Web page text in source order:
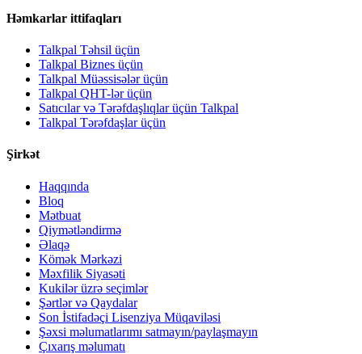
Həmkarlar ittifaqları
Talkpal Təhsil üçün
Talkpal Biznes üçün
Talkpal Müəssisələr üçün
Talkpal QHT-lər üçün
Satıcılar və Tərəfdaşlıqlar üçün Talkpal
Talkpal Tərəfdaşlar üçün
Şirkət
Haqqında
Bloq
Mətbuat
Qiymətləndirmə
Əlaqə
Kömək Mərkəzi
Məxfilik Siyasəti
Kukilər üzrə seçimlər
Şərtlər və Qaydalar
Son İstifadəçi Lisenziya Müqaviləsi
Şəxsi məlumatlarımı satmayın/paylaşmayın
Çıxarış məlumatı